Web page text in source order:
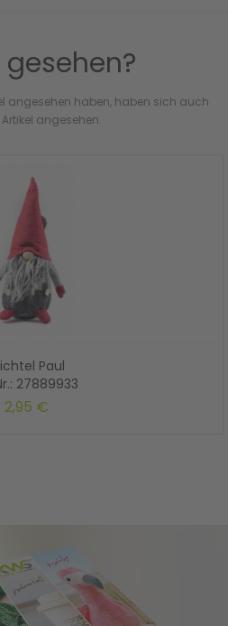
angesehen haben, haben sich auch
angesehen.
Paul
27889933
2,95 €